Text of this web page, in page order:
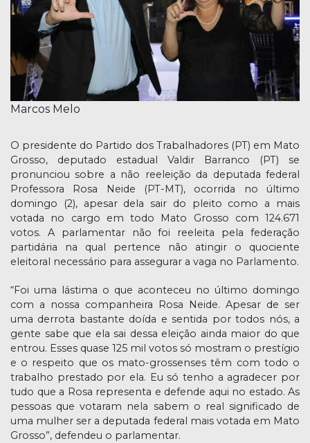
Marcos Melo
O presidente do Partido dos Trabalhadores (PT) em Mato
Grosso, deputado estadual Valdir Barranco (PT) se
pronunciou sobre a não reeleição da deputada federal
Professora Rosa Neide (PT-MT), ocorrida no último
domingo (2), apesar dela sair do pleito como a mais
votada no cargo em todo Mato Grosso com 124.671
votos. A parlamentar não foi reeleita pela federação
partidária na qual pertence não atingir o quociente
eleitoral necessário para assegurar a vaga no Parlamento.
“Foi uma lástima o que aconteceu no último domingo
com a nossa companheira Rosa Neide. Apesar de ser
uma derrota bastante doída e sentida por todos nós, a
gente sabe que ela sai dessa eleição ainda maior do que
entrou. Esses quase 125 mil votos só mostram o prestígio
e o respeito que os mato-grossenses têm com todo o
trabalho prestado por ela. Eu só tenho a agradecer por
tudo que a Rosa representa e defende aqui no estado. As
pessoas que votaram nela sabem o real significado de
uma mulher ser a deputada federal mais votada em Mato
Grosso”, defendeu o parlamentar.